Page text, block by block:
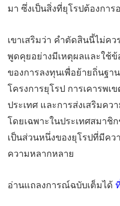
มา ซึ่งเป็นสิ่งที่ยุโรปต้องการ
เขาเสริมว่า คำตัดสินนี้ไม่ค
พูดคุยอย่างมีเหตุผลและใช้ข้
ของการลงทุนเพื่อย้ายถิ่นฐา
โครงการยุโรป การเคารพเ
ประเทศ และการส่งเสริมคว
โดยเฉพาะในประเทศสมาชิ
เป็นส่วนหนึ่งของยุโรปที่มีคว
ความหลากหลาย
อ่านแถลงการณ์ฉบับเต็มได้